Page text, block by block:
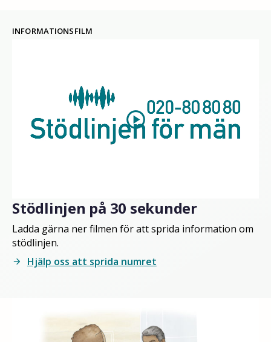
INFORMATIONSFILM
play_circle
Stödlinjen på 30 sekunder
Ladda gärna ner filmen för att sprida information om
stödlinjen.
arrow_forward Hjälp oss att sprida numret